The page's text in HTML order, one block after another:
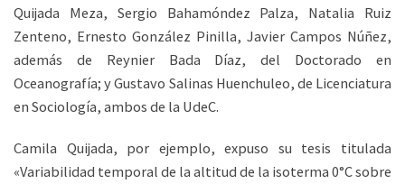
Quijada Meza, Sergio Bahamóndez Palza, Natalia Ruiz
Zenteno, Ernesto González Pinilla, Javier Campos Núñez,
además de Reynier Bada Díaz, del Doctorado en
Oceanografía; y Gustavo Salinas Huenchuleo, de Licenciatura
en Sociología, ambos de la UdeC.
Camila Quijada, por ejemplo, expuso su tesis titulada
«Variabilidad temporal de la altitud de la isoterma 0°C sobre